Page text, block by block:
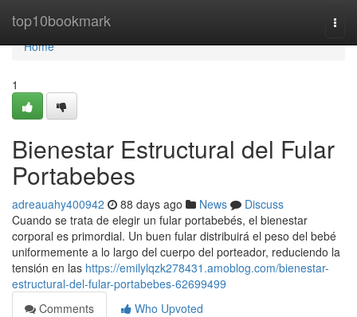
top10bookmark
Home
Home
1
Bienestar Estructural del Fular
Portabebes
adreauahy400942 88 days ago News
Discuss
Cuando se trata de elegir un fular portabebés, el bienestar
corporal es primordial. Un buen fular distribuirá el peso del bebé
uniformemente a lo largo del cuerpo del porteador, reduciendo la
tensión en las https://emilylqzk278431.amoblog.com/bienestar-
estructural-del-fular-portabebes-62699499
Comments
Who Upvoted